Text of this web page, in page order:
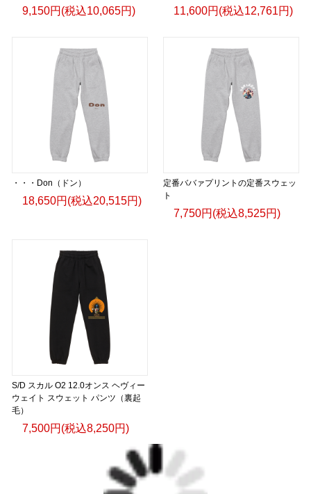
9,150円(税込10,065円) 11,600円(税込12,761円)
・・・Don（ドン）
18,650円(税込20,515円)
定番ババァプリントの定番スウェッ
ト
7,750円(税込8,525円)
S/D スカル O2 12.0オンス ヘヴィー
ウェイト スウェット パンツ（裏起
毛）
7,500円(税込8,250円)